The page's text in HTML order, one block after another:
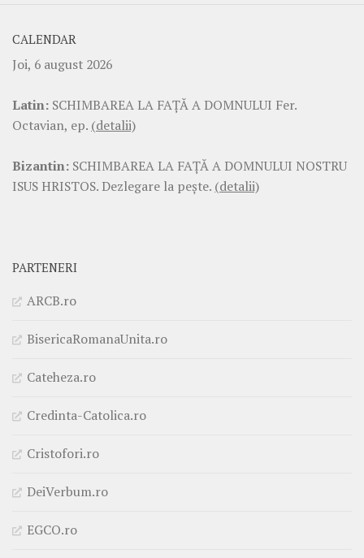
CALENDAR
Joi, 6 august 2026
Latin: SCHIMBAREA LA FAŢĂ A DOMNULUI Fer.
Octavian, ep. (detalii)
Bizantin: SCHIMBAREA LA FAŢĂ A DOMNULUI NOSTRU
ISUS HRISTOS. Dezlegare la pește. (detalii)
PARTENERI
ARCB.ro
BisericaRomanaUnita.ro
Cateheza.ro
Credinta-Catolica.ro
Cristofori.ro
DeiVerbum.ro
EGCO.ro